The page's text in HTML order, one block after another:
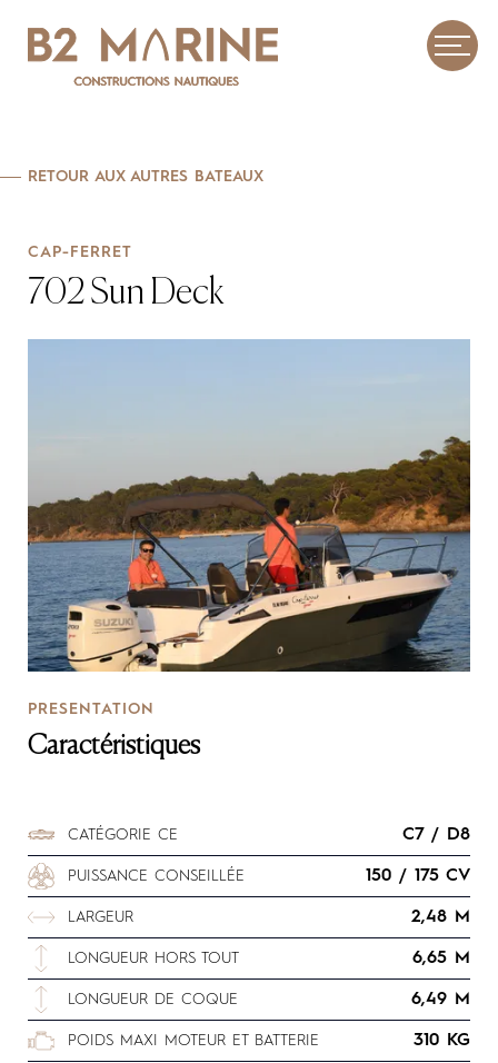
CAP-FERRET
702 Sun Deck
PRESENTATION
Caractéristiques
CATÉGORIE CE C7 / D8
PUISSANCE CONSEILLÉE 150 / 175 CV
LARGEUR 2,48 M
LONGUEUR HORS TOUT 6,65 M
LONGUEUR DE COQUE 6,49 M
POIDS MAXI MOTEUR ET BATTERIE 310 KG